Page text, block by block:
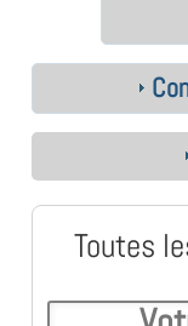
Toutes